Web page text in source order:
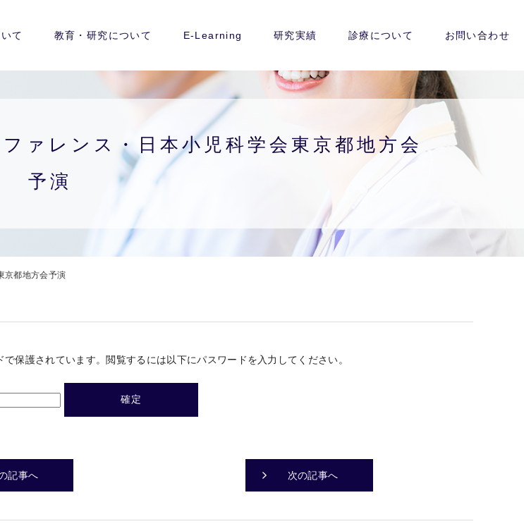
て 教育・研究について E-Learning 研究実績 診療について お問い合わせ
ァレンス・日本小児科学会東京都地方会
予演
京都地方会予演
保護されています。閲覧するには以下にパスワードを入力してください。
記事へ 次の記事へ